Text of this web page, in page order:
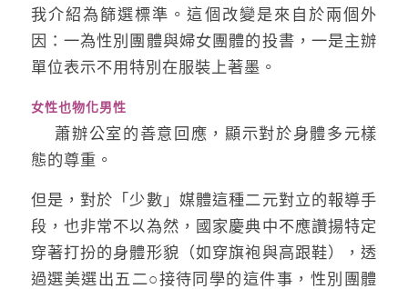
我介紹為篩選標準。這個改變是來自於兩個外
因：一為性別團體與婦女團體的投書，一是主辦
單位表示不用特別在服裝上著墨。
女性也物化男性
蕭辦公室的善意回應，顯示對於身體多元樣
態的尊重。
但是，對於「少數」媒體這種二元對立的報導手
段，也非常不以為然，國家慶典中不應讚揚特定
穿著打扮的身體形貌（如穿旗袍與高跟鞋），透
過選美選出五二○接待同學的這件事，性別團體